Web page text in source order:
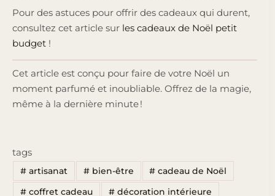
Pour des astuces pour offrir des cadeaux qui durent,
consultez cet article sur les cadeaux de Noël petit
budget !
Cet article est conçu pour faire de votre Noël un
moment parfumé et inoubliable. Offrez de la magie,
même à la dernière minute !
tags
#artisanat #bien-être # cadeau de Noël
#coffret cadeau #décoration intérieure